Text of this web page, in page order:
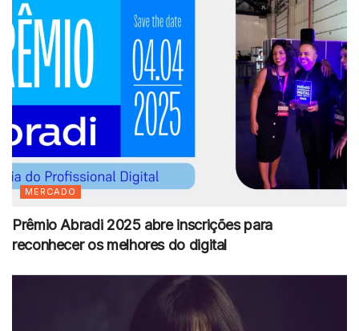
MERCADO
Prêmio Abradi 2025 abre inscrições para
reconhecer os melhores do digital